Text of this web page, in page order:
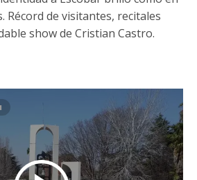
Récord de visitantes, recitales
show de Cristian Castro.